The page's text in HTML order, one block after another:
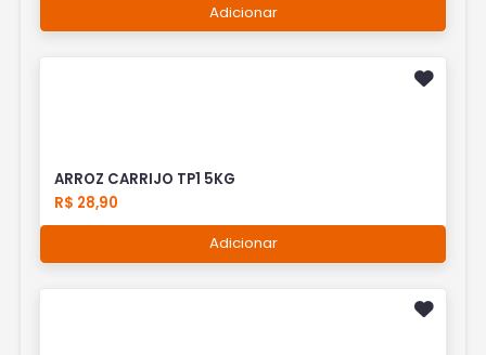
Adicionar
ARROZ CARRIJO TP1 5KG
R$ 28,90
Adicionar